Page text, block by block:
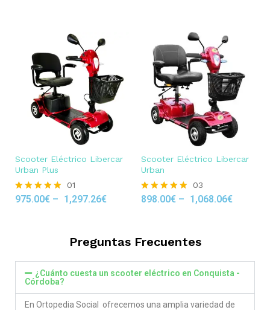
Scooter Eléctrico Libercar
Urban Plus
Rated
01
975.00€ – 1,297.26€
Scooter Eléctrico Libercar
Urban
Rated
03
898.00€ – 1,068.06€
Preguntas Frecuentes
¿Cuánto cuesta un scooter eléctrico en Conquista -
Córdoba?
En Ortopedia Social ofrecemos una amplia variedad de